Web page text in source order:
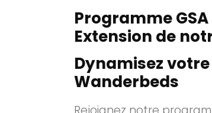
Programme
Extension de
Dynamisez
Wanderbeds